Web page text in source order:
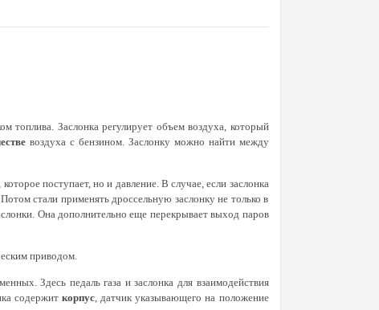
топлива. Заслонка регулирует объем воздуха, который
воздуха с бензином. Заслонку можно найти между
поступает, но и давление. В случае, если заслонка
стали применять дроссельную заслонку не только в
Она дополнительно еще перекрывает выход паров
приводом.
Здесь педаль газа и заслонка для взаимодействия
содержиткорпус, датчик указывающего на положение